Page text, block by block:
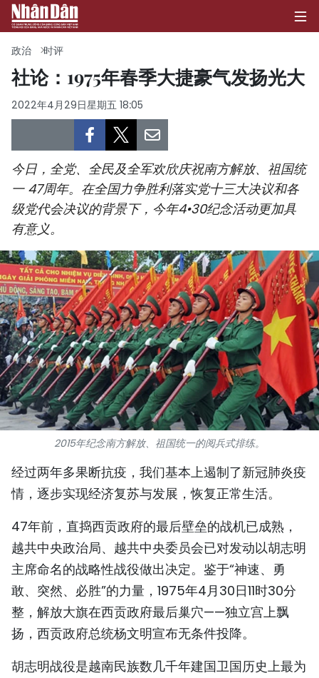
首页
政治
经济
社会
文化
体育
国际
旅游
友谊桥梁
史海
多功能媒体
图库
视频
人民报社简介
TIẾNG VIỆT
政治 时评
社论：1975年春季大捷豪气发扬光大
2022年4月29日星期五 18:05
今日，全党、全民及全军欢欣庆祝南方解放、祖国统
一 47周年。在全国力争胜利落实党十三大决议和各
级党代会决议的背景下，今年4•30纪念活动更加具
有意义。
2015年纪念南方解放、祖国统一的阅兵式排练。
经过两年多果断抗疫，我们基本上遏制了新冠肺炎疫
情，逐步实现经济复苏与发展，恢复正常生活。
47年前，直捣西贡政府的最后壁垒的战机已成熟，
越共中央政治局、越共中央委员会已对发动以胡志明
主席命名的战略性战役做出决定。鉴于“神速、勇
敢、突然、必胜”的力量，1975年4月30日11时30分
整，解放大旗在西贡政府最后巢穴——独立宫上飘
扬，西贡政府总统杨文明宣布无条件投降。
胡志明战役是越南民族数几千年建国卫国历史上最为